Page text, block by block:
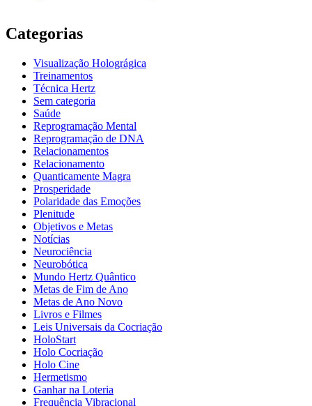
Categorias
Visualização Holográgica
Treinamentos
Técnica Hertz
Sem categoria
Saúde
Reprogramação Mental
Reprogramação de DNA
Relacionamentos
Relacionamento
Quanticamente Magra
Prosperidade
Polaridade das Emoções
Plenitude
Objetivos e Metas
Notícias
Neurociência
Neurobótica
Mundo Hertz Quântico
Metas de Fim de Ano
Metas de Ano Novo
Livros e Filmes
Leis Universais da Cocriação
HoloStart
Holo Cocriação
Holo Cine
Hermetismo
Ganhar na Loteria
Frequência Vibracional